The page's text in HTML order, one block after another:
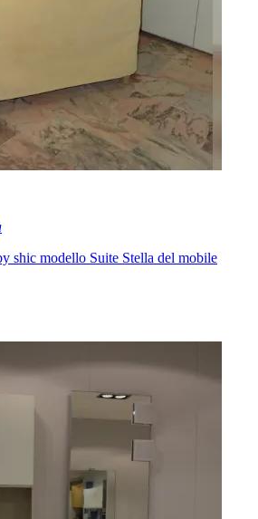
shic modello Suite Stella del mobile